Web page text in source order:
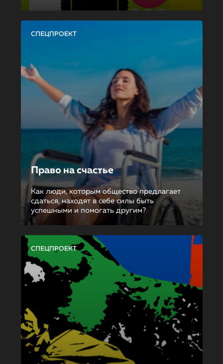
СПЕЦПРОЕКТ
Право на счастье
Как люди, которым общество предлагает
сдаться, находят в себе силы быть
успешными и помогать другим?
СПЕЦПРОЕКТ